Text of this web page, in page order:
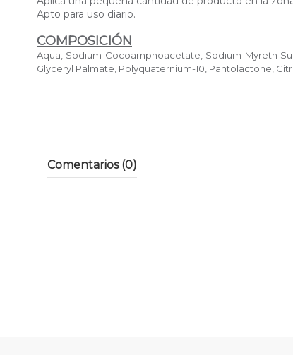
Apto para uso diario.
COMPOSICIÓN
Aqua, Sodium Cocoamphoacetate, Sodium Myreth
Glyceryl Palmate, Polyquaternium-10, Pantolactone,
Comentarios (0)